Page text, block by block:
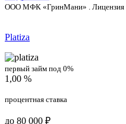
ООО МФК «ГринМани» . Лицензия
Platiza
первый займ под 0%
1,00 %
процентная ставка
до 80 000 ₽